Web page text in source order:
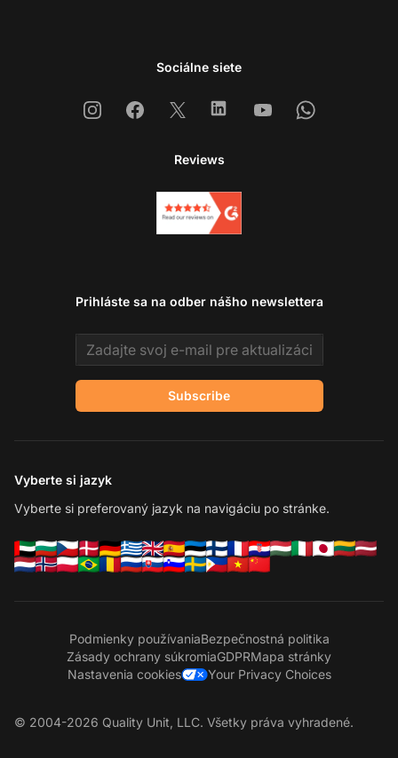
Sociálne siete
InstagramFacebook
X LinkedinYoutubeWhatsapp
Reviews
Prihláste sa na odber nášho newslettera
Email address
Subscribe
Vyberte si jazyk
Vyberte si preferovaný jazyk na navigáciu po stránke.
Podmienky používaniaBezpečnostná politika
Zásady ochrany súkromiaGDPRMapa stránky
Nastavenia cookies
Your Privacy Choices
© 2004-2026 Quality Unit, LLC. Všetky práva vyhradené.